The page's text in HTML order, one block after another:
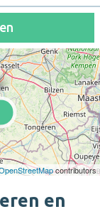
contributors
en